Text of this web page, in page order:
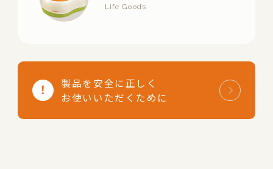
製品を安全に正しく
お使いいただくために